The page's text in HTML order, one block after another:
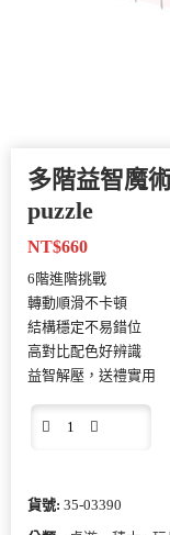
多階益智魔
puzzle
NT$660
6階進階挑戰
轉動順滑不卡頓
結構穩定不易錯位
高對比配色好辨識
益智解壓，送禮實用
貨號: 35-03390